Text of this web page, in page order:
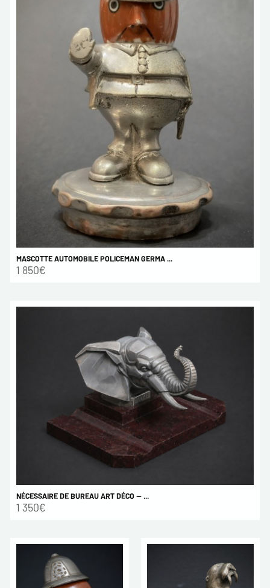
MASCOTTE AUTOMOBILE POLICEMAN GERMA ...
1 850€
NÉCESSAIRE DE BUREAU ART DÉCO — ...
1 350€